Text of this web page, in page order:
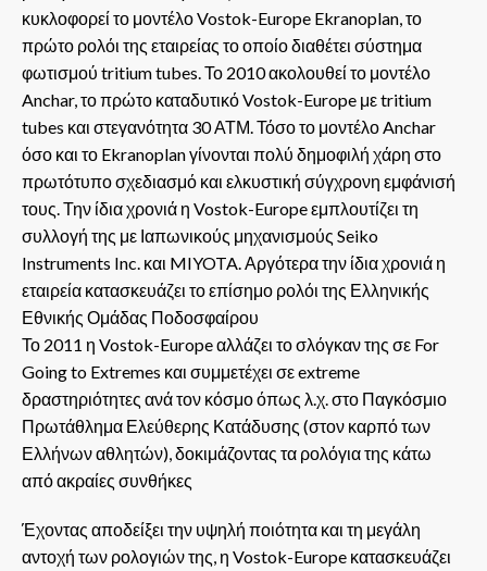
κυκλοφορεί το μοντέλο Vostok-Europe Ekranoplan, το
πρώτο ρολόι της εταιρείας το οποίο διαθέτει σύστημα
φωτισμού tritium tubes. Το 2010 ακολουθεί το μοντέλο
Anchar, το πρώτο καταδυτικό Vostok-Europe με tritium
tubes και στεγανότητα 30 ΑΤΜ. Τόσο το μοντέλο Anchar
όσο και το Ekranoplan γίνονται πολύ δημοφιλή χάρη στο
πρωτότυπο σχεδιασμό και ελκυστική σύγχρονη εμφάνισή
τους. Την ίδια χρονιά η Vostok-Europe εμπλουτίζει τη
συλλογή της με Ιαπωνικούς μηχανισμούς Seiko
Instruments Inc. και MIYOTA. Αργότερα την ίδια χρονιά η
εταιρεία κατασκευάζει το επίσημο ρολόι της Ελληνικής
Εθνικής Ομάδας Ποδοσφαίρου
Το 2011 η Vostok-Europe αλλάζει το σλόγκαν της σε For
Going to Extremes και συμμετέχει σε extreme
δραστηριότητες ανά τον κόσμο όπως λ.χ. στο Παγκόσμιο
Πρωτάθλημα Ελεύθερης Κατάδυσης (στον καρπό των
Ελλήνων αθλητών), δοκιμάζοντας τα ρολόγια της κάτω
από ακραίες συνθήκες
Έχοντας αποδείξει την υψηλή ποιότητα και τη μεγάλη
αντοχή των ρολογιών της, η Vostok-Europe κατασκευάζει